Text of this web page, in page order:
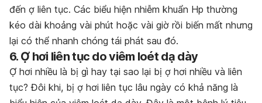
đến ợ liên tục. Các biểu hiện nhiễm khuẩn Hp thường
kéo dài khoảng vài phút hoặc vài giờ rồi biến mất nhưng
lại có thể nhanh chóng tái phát sau đó.
6. Ợ hơi liên tục do viêm loét dạ dày
Ợ hơi nhiều là bị gì hay tại sao lại bị ợ hơi nhiều và liên
tục? Đôi khi, bị ợ hơi liên tục lâu ngày có khả năng là